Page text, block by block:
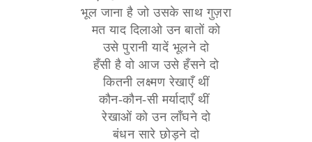
भूल जाना है जो उसके साथ गुज़रा
मत याद दिलाओ उन बातों को
उसे पुरानी यादें भूलने दो
हँसी है वो आज उसे हँसने दो
कितनी लक्ष्मण रेखाएँ थीं
कौन-कौन-सी मर्यादाएँ थीं
रेखाओं को उन लाँघने दो
बंधन सारे छोड़ने दो